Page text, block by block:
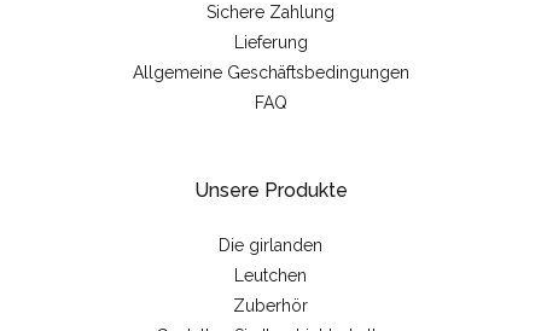
Sichere Zahlung
Lieferung
Allgemeine Geschäftsbedingungen
FAQ
Unsere Produkte
Die girlanden
Leutchen
Zuberhör